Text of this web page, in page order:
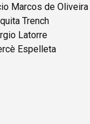
Marcos de Oliveira
Trench
Latorre
Espelleta